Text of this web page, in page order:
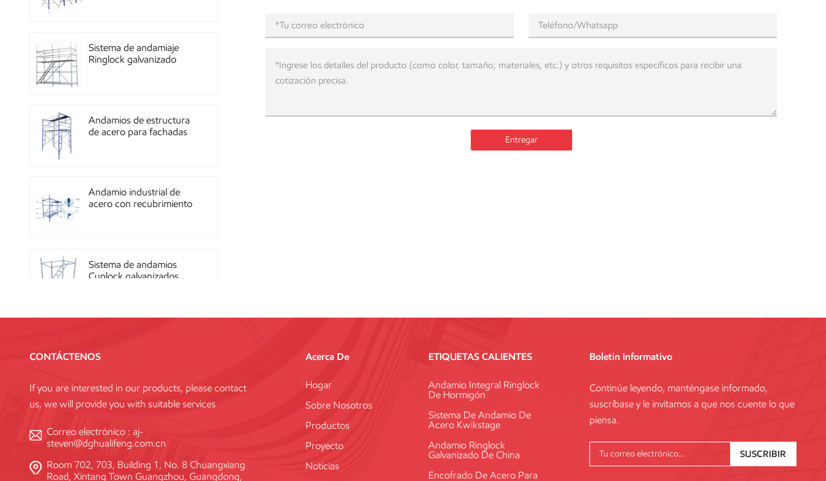
Entregar
Sistema de andamiaje
Ringlock galvanizado
Andamios de estructura
de acero para fachadas
Andamio industrial de
acero con recubrimiento
Sistema de andamios
Cuplock galvanizados
en polvo para la
Andamio Layher Ring
resistencia Q345
estándar
CONTÁCTENOS
If you are interested in our products, please contact
us, we will provide you with suitable services
Correo electrónico : aj-
steven@dghualifeng.com.cn
Room 702, 703, Building 1, No. 8 Chuangxiang
Road, Xintang Town Guangzhou, Guangdong,
Acerca De
Hogar
Sobre Nosotros
Productos
Proyecto
Noticias
ETIQUETAS CALIENTES
Andamio Integral Ringlock
De Hormigón
Sistema De Andamio De
Acero Kwikstage
Andamio Ringlock
Galvanizado De China
Encofrado De Acero Para
Boletin Informativo
Continúe leyendo, manténgase informado,
suscríbase y le invitamos a que nos cuente lo que
piensa.
SUSCRIBIR